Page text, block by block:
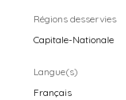
Régions desservies
Capitale-Nationale
Langue(s)
Français